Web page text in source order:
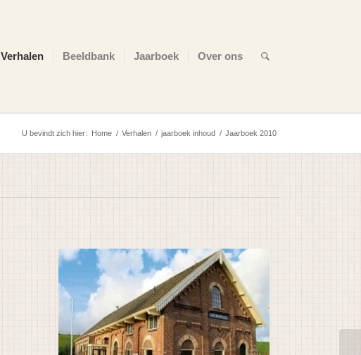
Verhalen Beeldbank Jaarboek Over ons
U bevindt zich hier: Home / Verhalen / jaarboek inhoud / Jaarboek 2010